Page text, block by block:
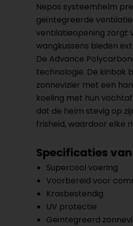
Nepos systeemhelm
geïntegreerde
ventilatieopening zorgt
wangkussens bieden
De Advance
technologie. De kinbak
zonnevizier met een
koeling met hun
dat de helm stevig op
frisheid, waardoor elke
Specificaties van
Supercool voering
Voorbereid voor
Krasbestendig
UV protectie
Geïntegreerd